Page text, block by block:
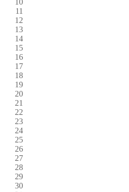
11
12
13
14
15
16
17
18
19
20
21
22
23
24
25
26
27
28
29
30